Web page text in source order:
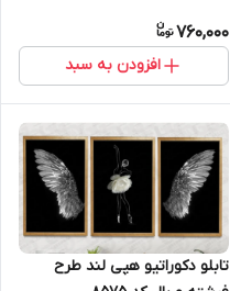
760,000
افزودن به سبد
تابلو دکوراتیو هپی لند طرح